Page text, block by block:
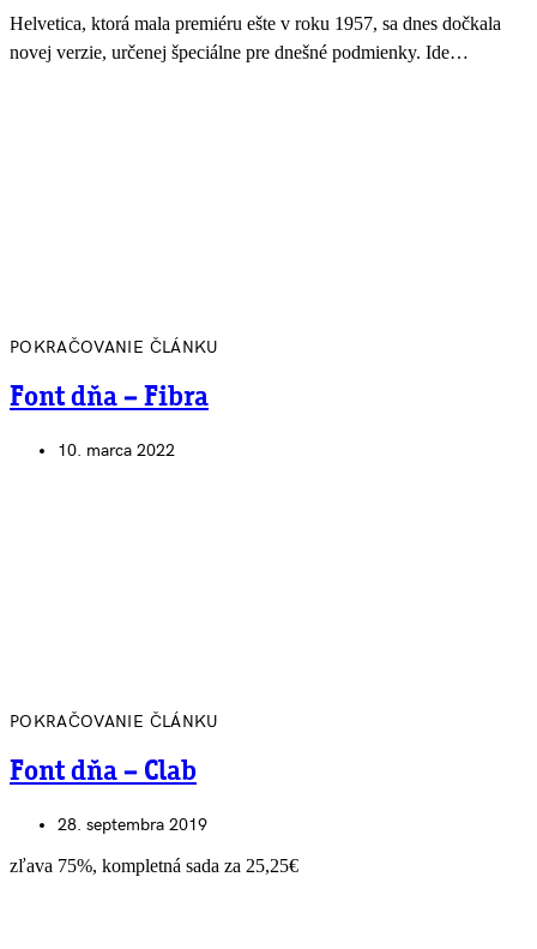
Helvetica, ktorá mala premiéru ešte v roku 1957, sa dnes dočkala
novej verzie, určenej špeciálne pre dnešné podmienky. Ide…
POKRAČOVANIE ČLÁNKU
Font dňa – Fibra
10. marca 2022
POKRAČOVANIE ČLÁNKU
Font dňa – Clab
28. septembra 2019
zľava 75%, kompletná sada za 25,25€